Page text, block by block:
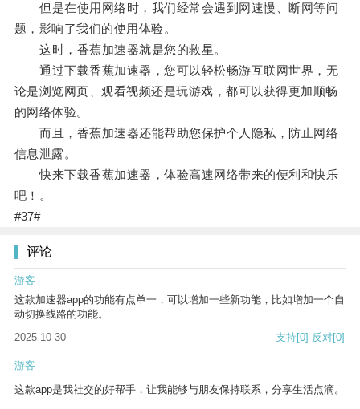
但是在使用网络时，我们经常会遇到网速慢、断网等问
题，影响了我们的使用体验。
这时，香蕉加速器就是您的救星。
通过下载香蕉加速器，您可以轻松畅游互联网世界，无
论是浏览网页、观看视频还是玩游戏，都可以获得更加顺畅
的网络体验。
而且，香蕉加速器还能帮助您保护个人隐私，防止网络
信息泄露。
快来下载香蕉加速器，体验高速网络带来的便利和快乐
吧！。
#37#
评论
游客
这款加速器app的功能有点单一，可以增加一些新功能，比如增加一个自
动切换线路的功能。
2025-10-30
支持[0] 反对[0]
游客
这款app是我社交的好帮手，让我能够与朋友保持联系，分享生活点滴。